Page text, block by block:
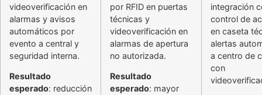
videoverificación en
alarmas y avisos
automáticos por
evento a central y
seguridad interna.
Resultado
esperado: reducción
por RFID en puertas
técnicas y
videoverificación en
alarmas de apertura
no autorizada.
Resultado
esperado: mayor
integración
control de
en caseta
alertas
a centro de
con